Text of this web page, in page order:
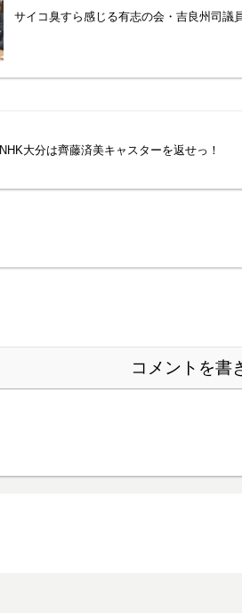
サイコ臭すら感じる有志の会・吉良州司議
NHK大分は齊藤済美キャスターを返せっ！
コメントを書